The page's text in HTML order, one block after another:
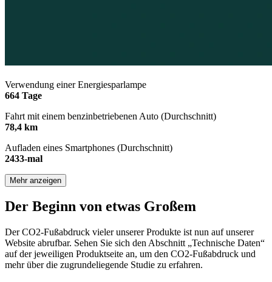
Verwendung einer Energiesparlampe
664 Tage
Fahrt mit einem benzinbetriebenen Auto (Durchschnitt)
78,4 km
Aufladen eines Smartphones (Durchschnitt)
2433-mal
Mehr anzeigen
Der Beginn von etwas Großem
Der CO2-Fußabdruck vieler unserer Produkte ist nun auf unserer
Website abrufbar. Sehen Sie sich den Abschnitt „Technische Daten“
auf der jeweiligen Produktseite an, um den CO2-Fußabdruck und
mehr über die zugrundeliegende Studie zu erfahren.